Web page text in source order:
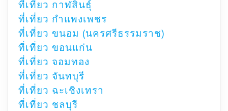
ที่เที่ยว กาฬสินธุ์
ที่เที่ยว กำแพงเพชร
ที่เที่ยว ขนอม (นครศรีธรรมราช)
ที่เที่ยว ขอนแก่น
ที่เที่ยว จอมทอง
ที่เที่ยว จันทบุรี
ที่เที่ยว ฉะเชิงเทรา
ที่เที่ยว ชลบุรี